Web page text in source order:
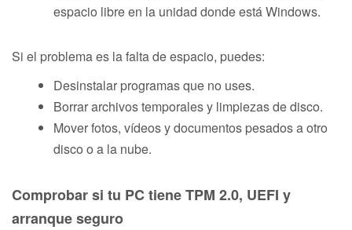
espacio libre en la unidad donde está Windows.
Si el problema es la falta de espacio, puedes:
Desinstalar programas que no uses.
Borrar archivos temporales y limpiezas de disco.
Mover fotos, vídeos y documentos pesados a otro
disco o a la nube.
Comprobar si tu PC tiene TPM 2.0, UEFI y
arranque seguro